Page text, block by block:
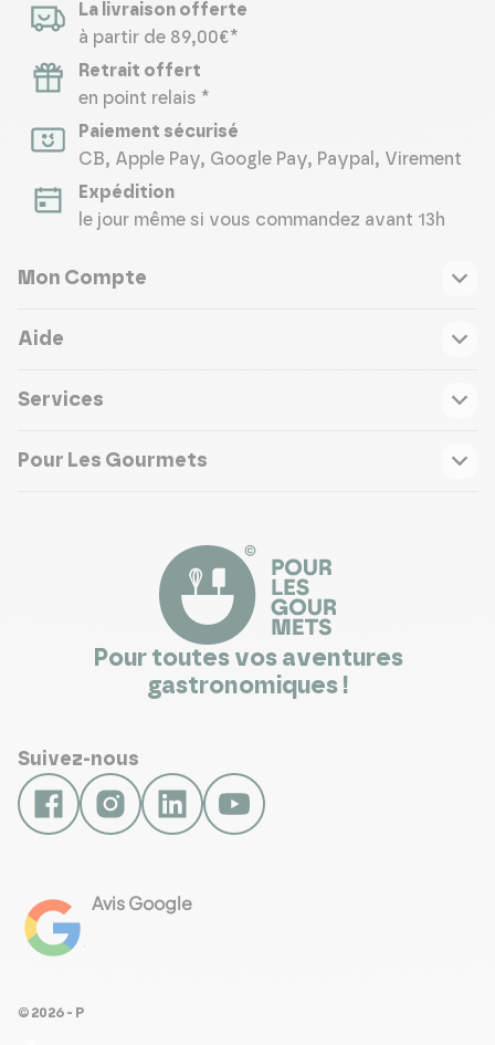
La livraison offerte
à partir de 89,00€*
Retrait offert
en point relais *
Paiement sécurisé
CB, Apple Pay, Google Pay, Paypal, Virement
Expédition
le jour même si vous commandez avant 13h
Mon Compte
Aide
Services
Pour Les Gourmets
Pour toutes vos aventures
gastronomiques !
Suivez-nous
Avis Google
Voir les 461 avis
© 2026 - Pour Les Gourmets